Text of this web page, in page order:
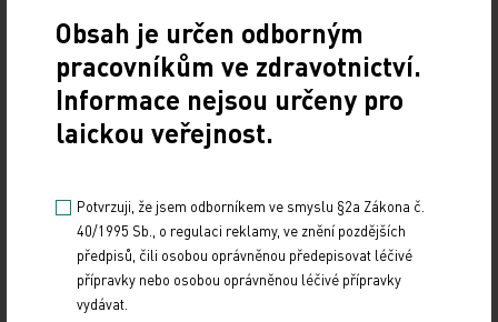
ostatních pacientů tak velká jako u nemocných s
AML. To odborníci vysvětlují hlavně větší mírou
úzkosti a obav, která u pacientů s AML vzniká
zejména kvůli potřebě nutného rychlého
zařazení paliativní péče do léčby u pacientů se
solidním tumorem zvyšuje pacientovo pochopení
prognózy, a nyní doufají v podobnou studii u
pacientů s leukémií. „Je zřejmé, že zde existuje
Obsah je určen odborným
pracovníkům ve zdravotnictví.
Informace nejsou určeny pro
laickou veřejnost.
Potvrzuji, že jsem odborníkem ve smyslu §2a Zákona č.
40/1995 Sb., o regulaci reklamy, ve znění pozdějších
předpisů, čili osobou oprávněnou předepisovat léčivé
přípravky nebo osobou oprávněnou léčivé přípravky
vydávat.